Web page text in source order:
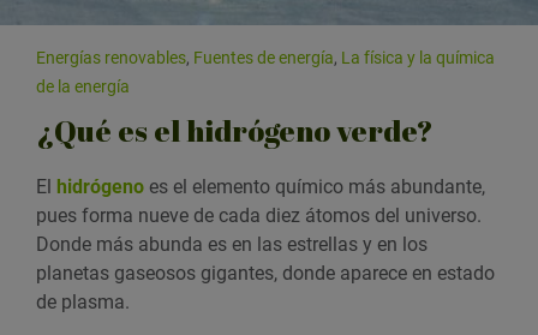
Energías renovables, Fuentes de energía, La física y la química
de la energía
¿Qué es el hidrógeno verde?
El hidrógeno es el elemento químico más abundante,
pues forma nueve de cada diez átomos del universo.
Donde más abunda es en las estrellas y en los
planetas gaseosos gigantes, donde aparece en estado
de plasma.